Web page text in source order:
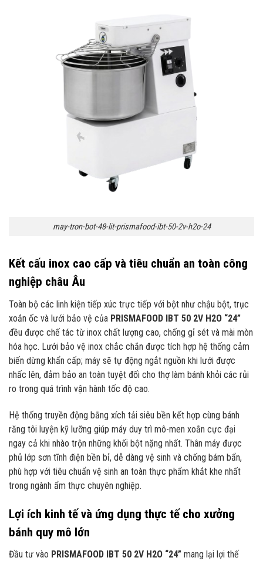
may-tron-bot-48-lit-prismafood-ibt-50-2v-h2o-24
Kết cấu inox cao cấp và tiêu chuẩn an toàn công
nghiệp châu Âu
Toàn bộ các linh kiện tiếp xúc trực tiếp với bột như chậu bột, trục
xoắn ốc và lưới bảo vệ của PRISMAFOOD IBT 50 2V H2O “24”
đều được chế tác từ inox chất lượng cao, chống gỉ sét và mài mòn
hóa học. Lưới bảo vệ inox chắc chắn được tích hợp hệ thống cảm
biến dừng khẩn cấp; máy sẽ tự động ngắt nguồn khi lưới được
nhấc lên, đảm bảo an toàn tuyệt đối cho thợ làm bánh khỏi các rủi
ro trong quá trình vận hành tốc độ cao.
Hệ thống truyền động bằng xích tải siêu bền kết hợp cùng bánh
răng tôi luyện kỹ lưỡng giúp máy duy trì mô-men xoắn cực đại
ngay cả khi nhào trộn những khối bột nặng nhất. Thân máy được
phủ lớp sơn tĩnh điện bền bỉ, dễ dàng vệ sinh và chống bám bẩn,
phù hợp với tiêu chuẩn vệ sinh an toàn thực phẩm khắt khe nhất
trong ngành ẩm thực chuyên nghiệp.
Lợi ích kinh tế và ứng dụng thực tế cho xưởng
bánh quy mô lớn
Đầu tư vào PRISMAFOOD IBT 50 2V H2O “24” mang lại lợi thế